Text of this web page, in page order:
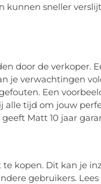
kunnen sneller
door de verkoper.
je verwachtingen
Een
alle tijd om jouw
Matt 10 jaar
kopen. Dit kan je
gebruikers.